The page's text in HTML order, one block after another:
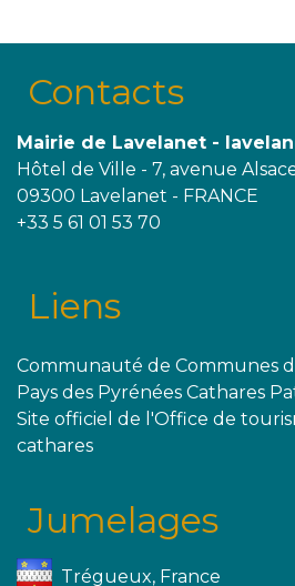
Contacts
Mairie de Lavelanet -
Hôtel de Ville - 7, avenue
09300 Lavelanet - FRANCE
+33 5 61 01 53 70
Liens
Communauté de Communes
Pays des Pyrénées Cathares
Site officiel de l'Office de
cathares
Jumelages
Trégueux, France